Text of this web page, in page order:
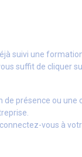
suivi une
suffit de cliquer
de présence ou
vous à